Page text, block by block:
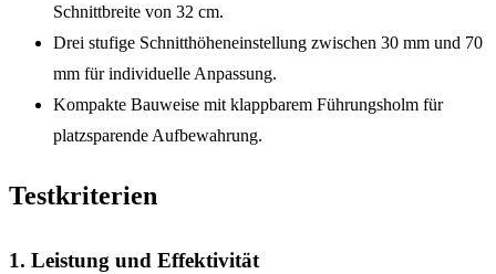
Schnittbreite von 32 cm.
Drei stufige Schnitthöheneinstellung zwischen 30 mm und 70
mm für individuelle Anpassung.
Kompakte Bauweise mit klappbarem Führungsholm für
platzsparende Aufbewahrung.
Testkriterien
1. Leistung und Effektivität